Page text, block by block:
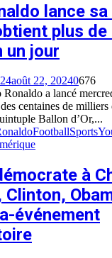
lance
plus
un jour
août 22, 20240676
a lancé
centaines de milliers
Ballon d’Or,...
FootballSports
à
événement